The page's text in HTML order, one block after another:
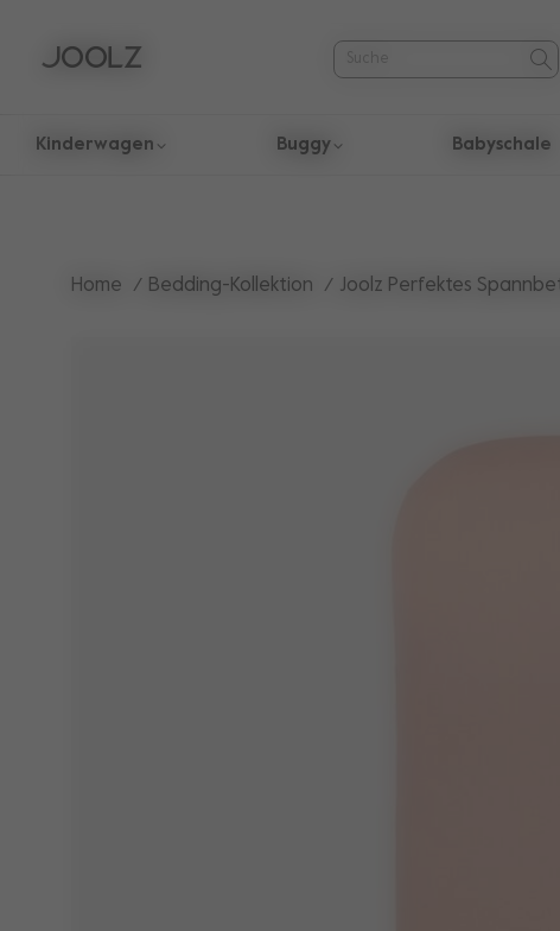
Kinderwagen Buggy Babyschale
Home Bedding-Kollektion Joolz Perfektes